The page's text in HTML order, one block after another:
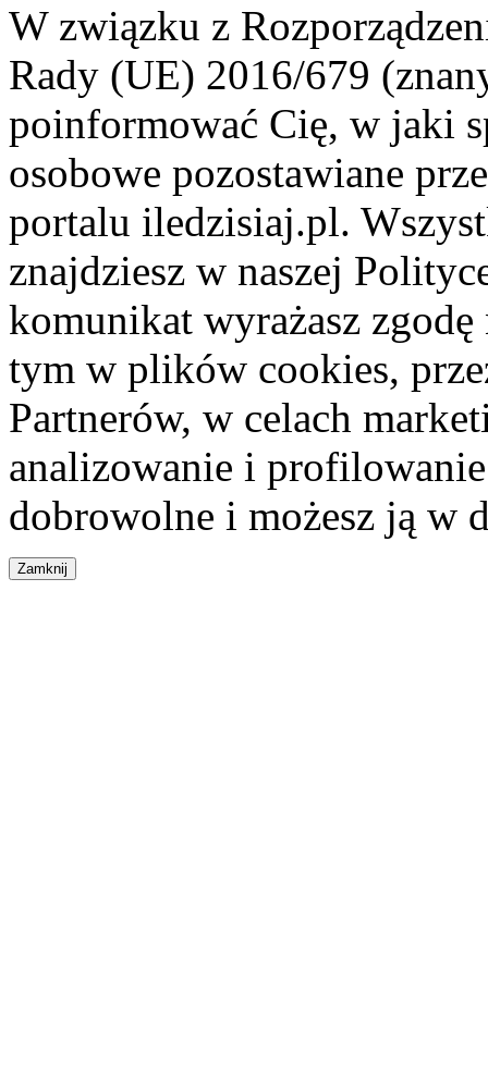
W związku z
Rady (UE) 2016/679
poinformować Cię, w jaki
osobowe pozostawiane
portalu iledzisiaj.pl.
znajdziesz w naszej
komunikat wyrażasz
tym w plików cookies,
Partnerów, w celach
analizowanie i
dobrowolne i możesz ją w